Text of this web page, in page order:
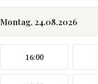
Montag, 24.08.2026
16:00